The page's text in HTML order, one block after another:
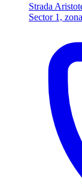
Strada
Sector 1,